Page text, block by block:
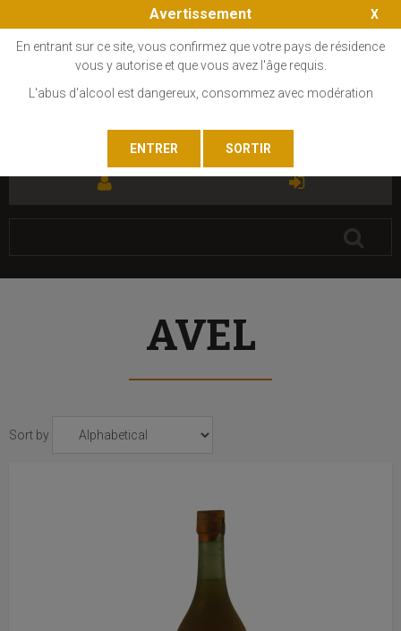
AVEL
Sort by
Avertissement
En entrant sur ce site, vous confirmez que votre pays de résidence
vous y autorise et que vous avez l'âge requis.
L'abus d'alcool est dangereux, consommez avec modération